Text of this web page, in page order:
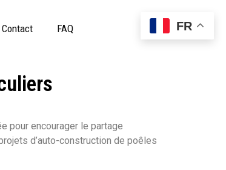
Contact FAQ
pour encourager le partage
d’auto-construction de poêles
FR